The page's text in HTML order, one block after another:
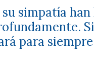
simpatía
para